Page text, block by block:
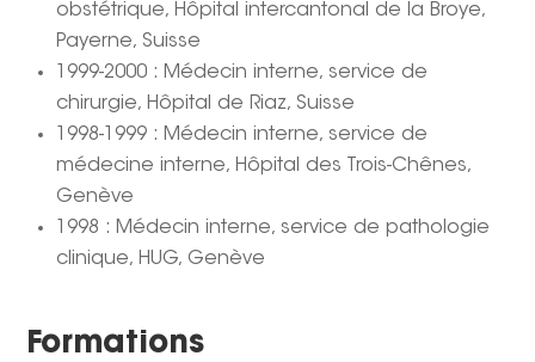
obstétrique, Hôpital intercantonal de la Broye,
Payerne, Suisse
1999-2000 : Médecin interne, service de
chirurgie, Hôpital de Riaz, Suisse
1998-1999 : Médecin interne, service de
médecine interne, Hôpital des Trois-Chênes,
Genève
1998 : Médecin interne, service de pathologie
clinique, HUG, Genève
Formations